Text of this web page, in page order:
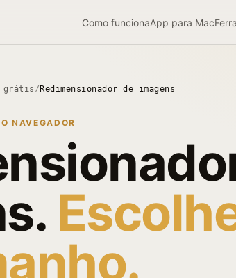
Como funcionaApp para Mac
grátis / Redimensionador de imagens
NAVEGADOR